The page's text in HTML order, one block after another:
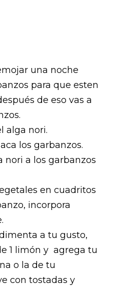
una noche
para que esten
de eso vas a
alga nori.
los garbanzos.
nori a los garbanzos
en cuadritos
incorpora
a tu gusto,
1 limón y  agrega tu
o la de tu
con tostadas y